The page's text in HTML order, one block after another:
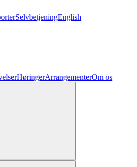
SelvbetjeningEnglish
HøringerArrangementerOm os